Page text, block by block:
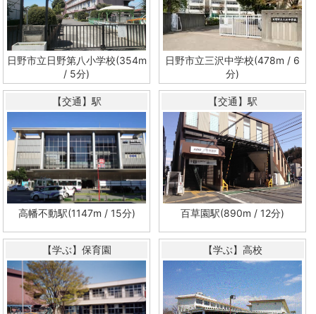
日野市立日野第八小学校(354m
/ 5分)
日野市立三沢中学校(478m / 6
分)
【交通】駅
高幡不動駅(1147m / 15分)
【交通】駅
百草園駅(890m / 12分)
【学ぶ】保育園 【学ぶ】高校